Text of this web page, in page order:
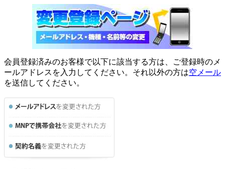
会員登録済みのお客様で以下に該当する方は、ご登録時のメ
ールアドレスを入力してください。それ以外の方は空メール
を送信してください。